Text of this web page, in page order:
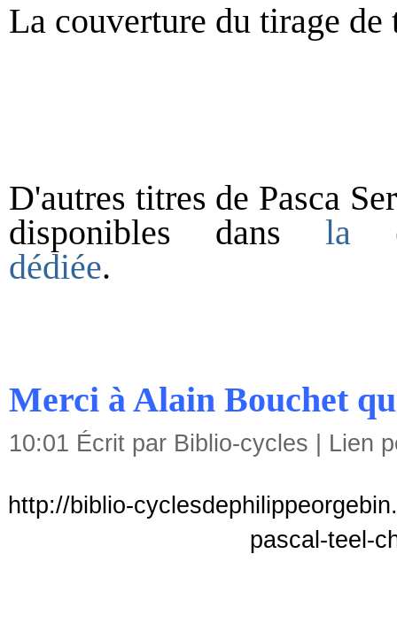
La couverture du tirage de
D'autres titres de Pasca
disponibles dansla
dédiée.
Merci à Alain Bouchet
10:01 Écrit par Biblio-cycles | Lien
http://biblio-
pascal-teel-